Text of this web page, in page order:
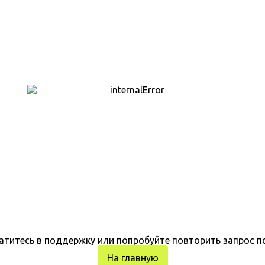
в поддержку или попробуйте повторить запрос
На главную